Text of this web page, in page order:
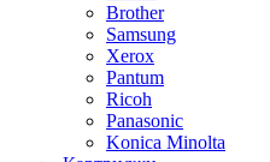
Brother
Samsung
Xerox
Pantum
Ricoh
Panasonic
Konica Minolta